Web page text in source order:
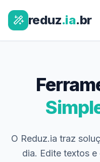
reduz.ia.br
O Reduz.ia traz
dia. Edite textos